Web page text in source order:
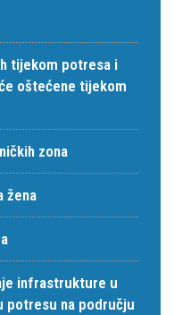
tijekom potresa i
oštećene tijekom
zona
žena
infrastrukture u
potresu na području